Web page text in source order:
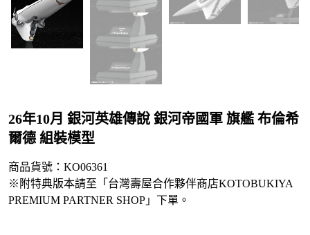
26年10月 銀河英雄傳說 銀河帝國軍 旗艦 布倫希
爾德 組裝模型
商品貨號：KO06361
※附特典版本請至「台灣壽屋合作夥伴商店KOTOBUKIYA
PREMIUM PARTNER SHOP」下單。